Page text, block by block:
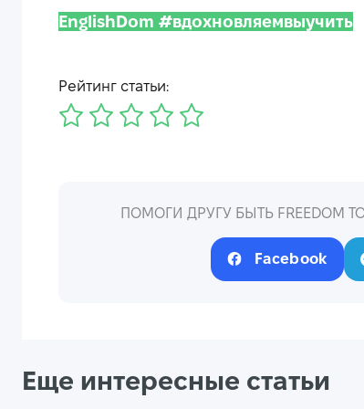
EnglishDom #вдохновляемвыучить
Рейтинг статьи:
ПОМОГИ ДРУГУ БЫТЬ FREEDOM
Facebook
Еще интересные статьи